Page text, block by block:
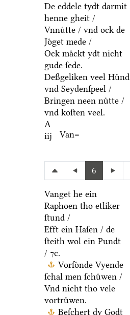
De eddele tydt darmit
henne gheit /
Vnnuͤtte / vnd ock de
Joͤget mede /
Ock maͤckt ydt nicht
gude ſede.
Deßgeliken veel Huͤnd
vnd Seydenſpeel /
Bringen neen nuͤtte /
vnd koſten veel.
A
iij
Van=
6
Vanget he ein
Raphoen tho etliker
ſtund /
Efft ein Haſen / de
ſteith wol ein Pundt
/ ⁊c.
Vorſoͤnde Vyende
ſchal men ſchuͤwen /
Vnd nicht tho vele
vortruͤwen.
Beſchert dy Godt